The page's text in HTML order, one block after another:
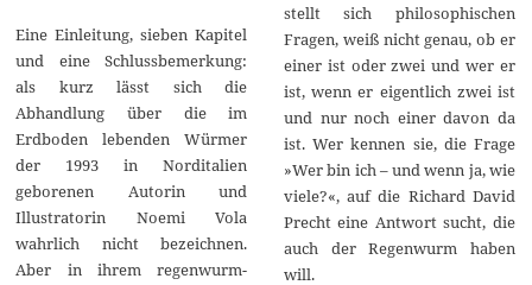
Eine Einleitung, sieben Kapitel
und eine Schlussbemerkung:
als kurz lässt sich die
Abhandlung über die im
Erdboden lebenden Würmer
der 1993 in Norditalien
geborenen Autorin und
Illustratorin Noemi Vola
wahrlich nicht bezeichnen.
Aber in ihrem regenwurm-
stellt sich philosophischen
Fragen, weiß nicht genau, ob er
einer ist oder zwei und wer er
ist, wenn er eigentlich zwei ist
und nur noch einer davon da
ist. Wer kennen sie, die Frage
»Wer bin ich – und wenn ja, wie
viele?«, auf die Richard David
Precht eine Antwort sucht, die
auch der Regenwurm haben
will.